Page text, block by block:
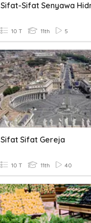
10 T 11th 5
Sifat Sifat Gereja
10 T 11th 40